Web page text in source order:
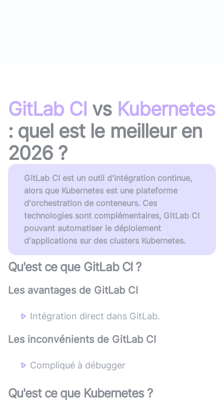
GitLab CI vs Kubernetes
: quel est le meilleur en
2026 ?
GitLab CI est un outil d'intégration continue,
alors que Kubernetes est une plateforme
d'orchestration de conteneurs. Ces
technologies sont complémentaires, GitLab CI
pouvant automatiser le déploiement
d'applications sur des clusters Kubernetes.
Qu'est ce que GitLab CI?
Les avantages de GitLab CI
Intégration direct dans GitLab.
Les inconvénients de GitLab CI
Compliqué à débugger
Qu'est ce que Kubernetes?